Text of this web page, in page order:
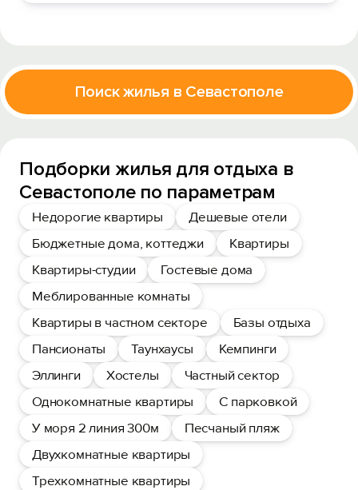
Поиск жилья в Севастополе
Подборки жилья для отдыха в
Севастополе по параметрам
Недорогие квартиры
Дешевые отели
Бюджетные дома, коттеджи
Квартиры
Квартиры-студии
Гостевые дома
Меблированные комнаты
Квартиры в частном секторе
Базы отдыха
Пансионаты
Таунхаусы
Кемпинги
Эллинги
Хостелы
Частный сектор
Однокомнатные квартиры
С парковкой
У моря 2 линия 300м
Песчаный пляж
Двухкомнатные квартиры
Трехкомнатные квартиры